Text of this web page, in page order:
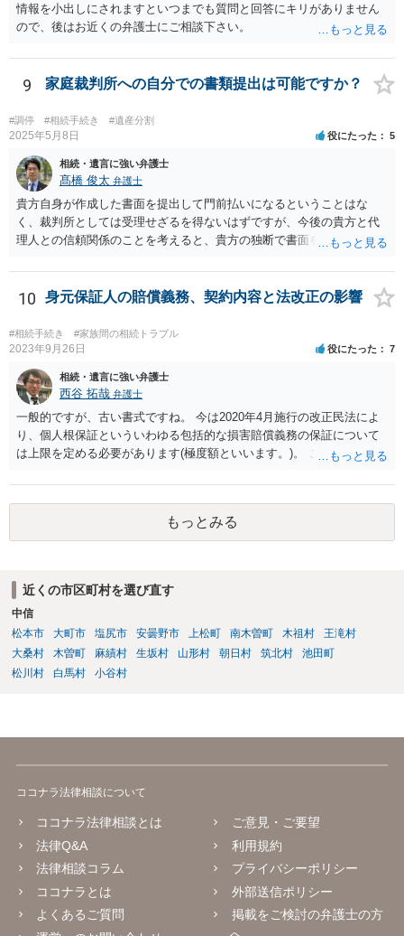
情報を小出しにされますといつまでも質問と回答にキリがありません
ので、後はお近くの弁護士にご相談下さい。
9 家庭裁判所への自分での書類提出は可能ですか？
#調停 #相続手続き #遺産分割
2025年5月8日 役にたった 5
相続・遺言に強い弁護士
髙橋 俊太 弁護士
貴方自身が作成した書面を提出して門前払いになるということはな
く、裁判所としては受理せざるを得ないはずですが、今後の貴方と代
理人との信頼関係のことを考えると、貴方の独断で書面を提出したり
士が主張書面の提出を渋っているようですが、弁護士として提出の実
益がないと考えている可能性もあると思いますので、そのあたりも含
めて、弁護士見解を確認等するためによく打ち合わせた方がよいと思
います。単に面倒臭いということで書面提出をしないということであ
れば、当該弁護士との委任関係を修了した上で、貴方のほうで書面提
出することを検討なさった方がよいでしょう。
10 身元保証人の賠償義務、契約内容と法改正の影響
#相続手続き #家族間の相続トラブル
2023年9月26日 役にたった 7
相続・遺言に強い弁護士
西谷 拓哉 弁護士
一般的ですが、古い書式ですね。 今は2020年4月施行の改正民法によ
り、個人根保証といういわゆる包括的な損害賠償義務の保証について
は上限を定める必要があります(極度額といいます。)。 この書式にサ
り、会社側は請求できない可能性が高そうです。
もっとみる
近くの市区町村を選び直す
中信
松本市
大町市 塩尻市 安曇野市 上松町 南木曽町 木祖村
王滝村
大桑村
木曽町 麻績村 生坂村 山形村 朝日村 筑北村
池田町
松川村
白馬村 小谷村
ココナラ法律相談について
ココナラ法律相談とは
法律Q&A
法律相談コラム
ココナラとは
よくあるご質問
ご意見・ご要望
利用規約
プライバシーポリシー
外部送信ポリシー
掲載をご検討の弁護士の方